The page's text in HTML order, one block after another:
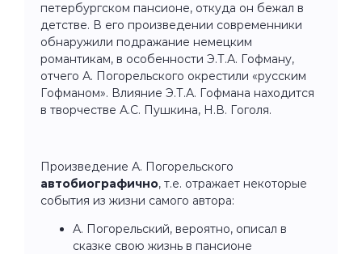
петербургском пансионе, откуда он бежал в
детстве. В его произведении современники
обнаружили подражание немецким
романтикам, в особенности Э.Т.А. Гофману,
отчего А. Погорельского окрестили «русским
Гофманом». Влияние Э.Т.А. Гофмана находится
в творчестве А.С. Пушкина, Н.В. Гоголя.
Произведение А. Погорельского
автобиографично, т.е. отражает некоторые
события из жизни самого автора:
А. Погорельский, вероятно, описал в
сказке свою жизнь в пансионе